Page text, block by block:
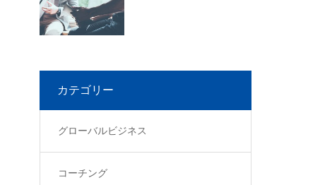
カテゴリー
グローバルビジネス
コーチング